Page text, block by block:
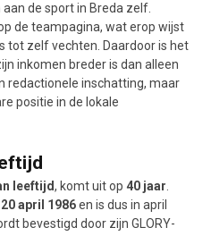
de sport in Breda zelf.
de teampagina, wat erop wijst
tot zelf vechten. Daardoor is het
inkomen breder is dan alleen
redactionele inschatting, maar
positie in de lokale
leeftijd, komt uit op 40 jaar.
20 april 1986en is dus in april
bevestigd door zijn GLORY-